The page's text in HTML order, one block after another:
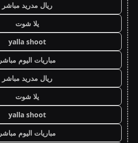
ريال مدريد مباشر
يلا شوت
yalla shoot
مباريات اليوم مباشر
ريال مدريد مباشر
يلا شوت
yalla shoot
مباريات اليوم مباشر